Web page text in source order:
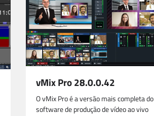
vMix Pro 28.0.0.42
O vMix Pro é a versão mais completa do
software de produção de vídeo ao vivo